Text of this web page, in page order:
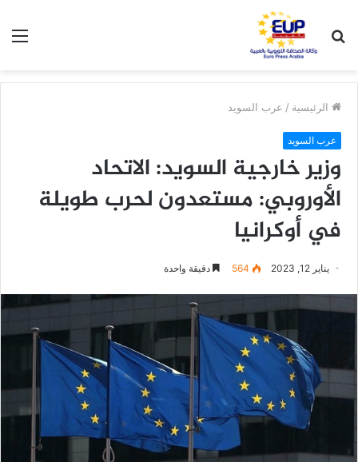
عن
الرئيسية / عرب السويد
عرب السويد
وزير خارجية السويد: الاتحاد
الأوروبي: مستعدون لحرب طويلة
في أوكرانيا
يناير 12, 2023 564 دقيقة واحدة